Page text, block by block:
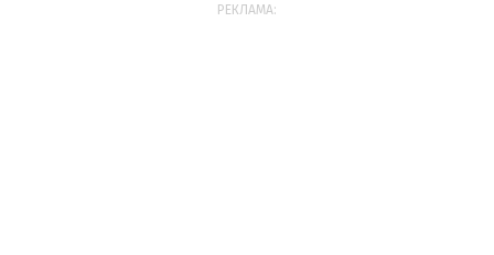
РЕКЛАМА: